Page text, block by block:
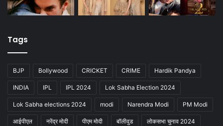
Tags
BJP Bollywood CRICKET CRIME Hardik Pandya
INDIA IPL IPL 2024 Lok Sabha Election 2024
Lok Sabha elections 2024 modi Narendra Modi PM Modi
आईपीएल नरेंद्र मोदी पीएम मोदी बॉलीवुड लोकसभा चुनाव 2024